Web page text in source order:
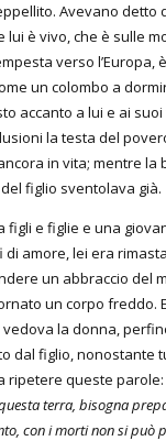
Avevano detto
lui è vivo, che è sulle
verso l’Europa,
un colombo a
accanto a lui e ai suoi
la testa del
in vita; mentre la
figlio sventolava già.
figli e figlie e una
di amore, lei era
un abbraccio del
un corpo freddo.
la donna,
dal figlio, nonostante
ripetere queste parole:
terra, bisogna
con i morti non si può